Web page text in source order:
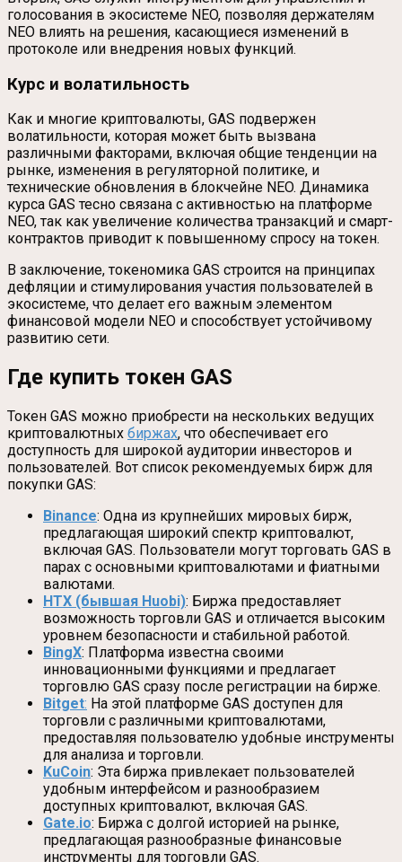
голосования в экосистеме NEO, позволяя держателям
NEO влиять на решения, касающиеся изменений в
протоколе или внедрения новых функций.
Курс и волатильность
Как и многие криптовалюты, GAS подвержен
волатильности, которая может быть вызвана
различными факторами, включая общие тенденции на
рынке, изменения в регуляторной политике, и
технические обновления в блокчейне NEO. Динамика
курса GAS тесно связана с активностью на платформе
NEO, так как увеличение количества транзакций и смарт-
контрактов приводит к повышенному спросу на токен.
В заключение, токеномика GAS строится на принципах
дефляции и стимулирования участия пользователей в
экосистеме, что делает его важным элементом
финансовой модели NEO и способствует устойчивому
развитию сети.
Где купить токен GAS
Токен GAS можно приобрести на нескольких ведущих
криптовалютных биржах, что обеспечивает его
доступность для широкой аудитории инвесторов и
пользователей. Вот список рекомендуемых бирж для
покупки GAS:
Binance: Одна из крупнейших мировых бирж,
предлагающая широкий спектр криптовалют,
включая GAS. Пользователи могут торговать GAS в
парах с основными криптовалютами и фиатными
валютами.
HTX (бывшая Huobi): Биржа предоставляет
возможность торговли GAS и отличается высоким
уровнем безопасности и стабильной работой.
BingX: Платформа известна своими
инновационными функциями и предлагает
торговлю GAS сразу после регистрации на бирже.
Bitget: На этой платформе GAS доступен для
торговли с различными криптовалютами,
предоставляя пользователю удобные инструменты
для анализа и торговли.
KuCoin: Эта биржа привлекает пользователей
удобным интерфейсом и разнообразием
доступных криптовалют, включая GAS.
Gate.io: Биржа с долгой историей на рынке,
предлагающая разнообразные финансовые
инструменты для торговли GAS.